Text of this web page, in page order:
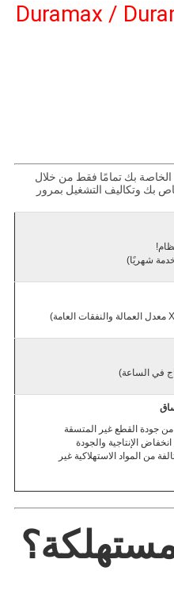
Duramax /
الخاصة بك تمامًا فقط من خلال
بك وتكاليف التشغيل بمرور
جودة القطع غير المتسقة
الإنتاجية والجودة
من المواد الاستهلاكية غير